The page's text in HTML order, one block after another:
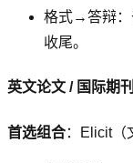
格式→答辩：
收尾。
英文论文 / 国际期刊
首选组合：Elicit（